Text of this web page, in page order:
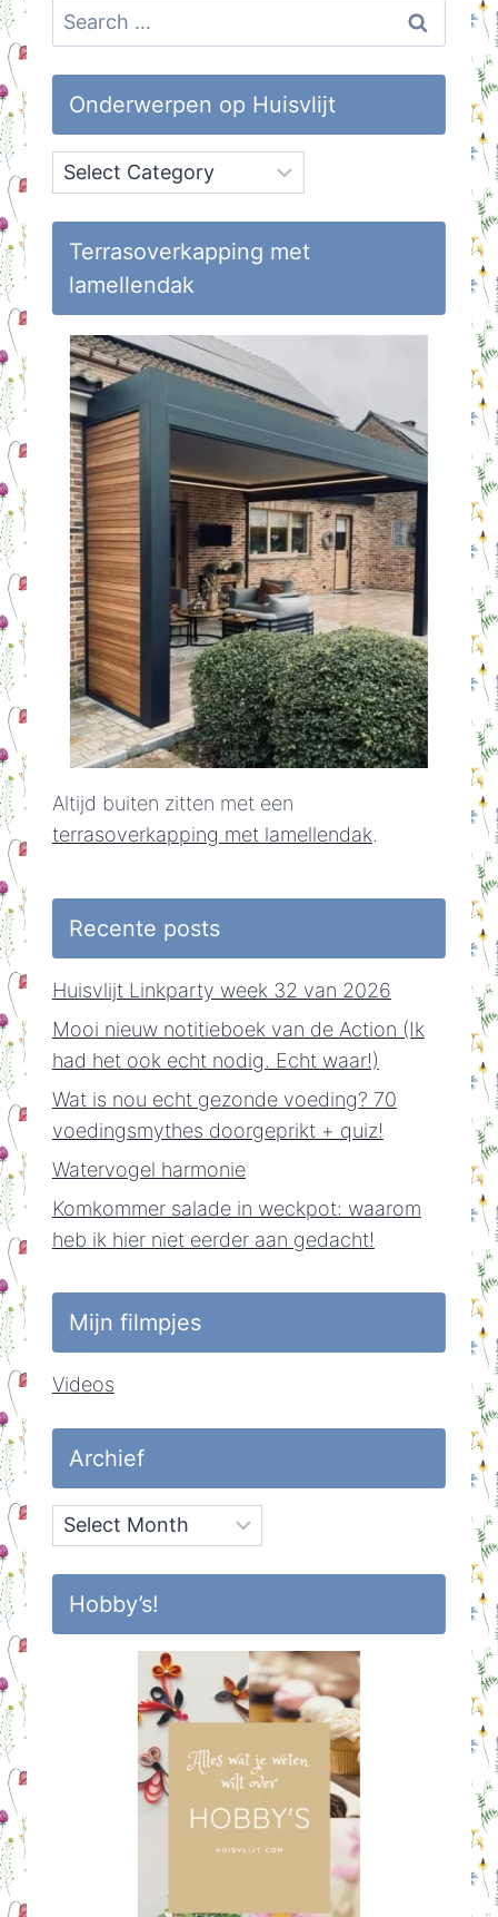
Search
for:
Onderwerpen op Huisvlijt
Onderwerpen
op
Huisvlijt
Terrasoverkapping met
lamellendak
Altijd buiten zitten met een
terrasoverkapping met lamellendak.
Recente posts
Huisvlijt Linkparty week 32 van 2026
Mooi nieuw notitieboek van de Action (Ik
had het ook echt nodig. Echt waar!)
Wat is nou echt gezonde voeding? 70
voedingsmythes doorgeprikt + quiz!
Watervogel harmonie
Komkommer salade in weckpot: waarom
heb ik hier niet eerder aan gedacht!
Mijn filmpjes
Videos
Archief
Archief
Hobby’s!